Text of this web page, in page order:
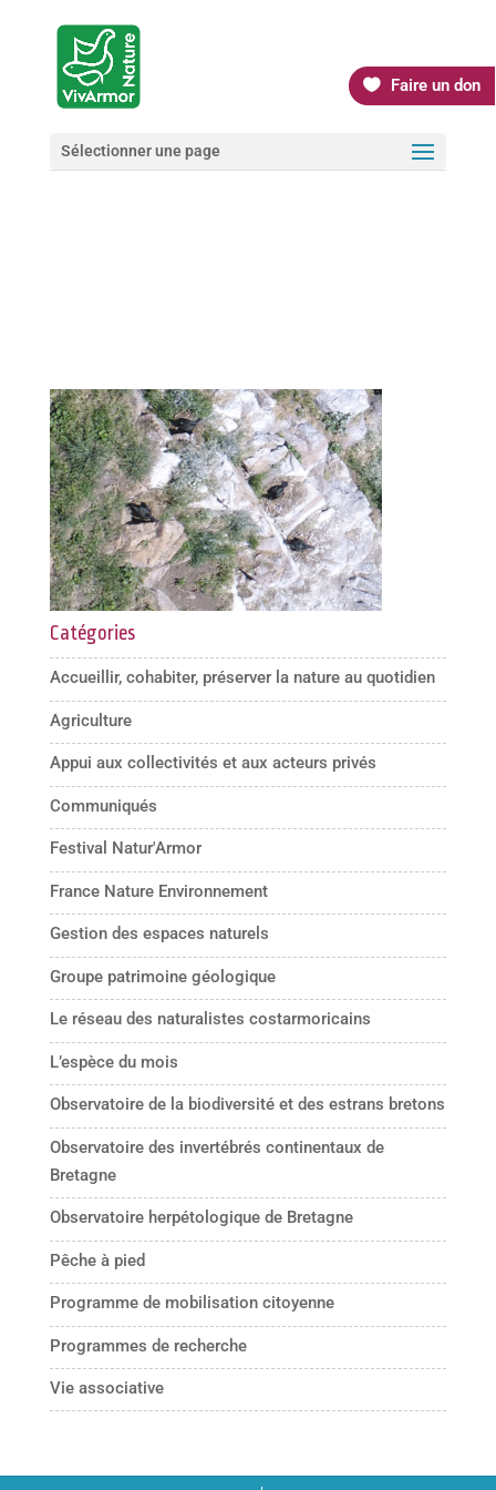
Faire un don
Sélectionner une page
Catégories
Accueillir, cohabiter, préserver la nature au quotidien
Agriculture
Appui aux collectivités et aux acteurs privés
Communiqués
Festival Natur'Armor
France Nature Environnement
Gestion des espaces naturels
Groupe patrimoine géologique
Le réseau des naturalistes costarmoricains
L’espèce du mois
Observatoire de la biodiversité et des estrans bretons
Observatoire des invertébrés continentaux de
Bretagne
Observatoire herpétologique de Bretagne
Pêche à pied
Programme de mobilisation citoyenne
Programmes de recherche
Vie associative